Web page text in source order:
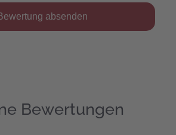
absenden
Bewertungen